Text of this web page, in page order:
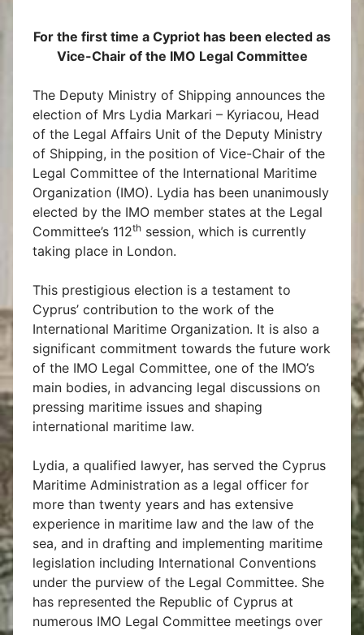
For the first time a Cypriot has been elected as
Vice-Chair of the IMO Legal Committee
The Deputy Ministry of Shipping announces the
election of Mrs Lydia Markari – Kyriacou, Head
of the Legal Affairs Unit of the Deputy Ministry
of Shipping, in the position of Vice-Chair of the
Legal Committee of the International Maritime
Organization (IMO). Lydia has been unanimously
elected by the IMO member states at the Legal
Committee’s 112th session, which is currently
taking place in London.
This prestigious election is a testament to
Cyprus’ contribution to the work of the
International Maritime Organization. It is also a
significant commitment towards the future work
of the IMO Legal Committee, one of the IMO’s
main bodies, in advancing legal discussions on
pressing maritime issues and shaping
international maritime law.
Lydia, a qualified lawyer, has served the Cyprus
Maritime Administration as a legal officer for
more than twenty years and has extensive
experience in maritime law and the law of the
sea, and in drafting and implementing maritime
legislation including International Conventions
under the purview of the Legal Committee. She
has represented the Republic of Cyprus at
numerous IMO Legal Committee meetings over